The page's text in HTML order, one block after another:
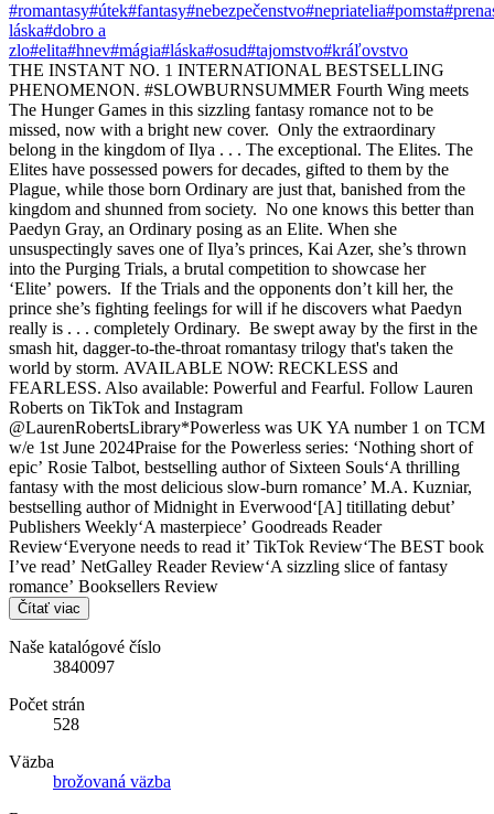
#romantasy#útek#fantasy#nebezpečenstvo#nepriatelia#pomsta
láska#dobro a
zlo#elita#hnev#mágia#láska#osud#tajomstvo#kráľovstvo
THE INSTANT NO. 1 INTERNATIONAL BESTSELLING
PHENOMENON. #SLOWBURNSUMMER Fourth Wing meets
The Hunger Games in this sizzling fantasy romance not to be
missed, now with a bright new cover. Only the extraordinary
belong in the kingdom of Ilya . . . The exceptional. The Elites. The
Elites have possessed powers for decades, gifted to them by the
Plague, while those born Ordinary are just that, banished from the
kingdom and shunned from society. No one knows this better than
Paedyn Gray, an Ordinary posing as an Elite. When she
unsuspectingly saves one of Ilya’s princes, Kai Azer, she’s thrown
into the Purging Trials, a brutal competition to showcase her
‘Elite’ powers. If the Trials and the opponents don’t kill her, the
prince she’s fighting feelings for will if he discovers what Paedyn
really is . . . completely Ordinary. Be swept away by the first in the
smash hit, dagger-to-the-throat romantasy trilogy that's taken the
world by storm. AVAILABLE NOW: RECKLESS and
FEARLESS. Also available: Powerful and Fearful. Follow Lauren
Roberts on TikTok and Instagram
@LaurenRobertsLibrary*Powerless was UK YA number 1 on TCM
w/e 1st June 2024Praise for the Powerless series: ‘Nothing short of
epic’ Rosie Talbot, bestselling author of Sixteen Souls‘A thrilling
fantasy with the most delicious slow-burn romance’ M.A. Kuzniar,
bestselling author of Midnight in Everwood‘[A] titillating debut’
Publishers Weekly‘A masterpiece’ Goodreads Reader
Review‘Everyone needs to read it’ TikTok Review‘The BEST book
I’ve read’ NetGalley Reader Review‘A sizzling slice of fantasy
romance’ Booksellers Review
Čítať viac
Naše katalógové číslo
3840097
Počet strán
528
Väzba
brožovaná väzba